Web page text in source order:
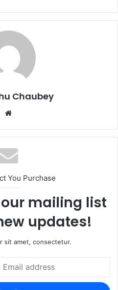
Chaubey
You Purchase
mailing list
updates!
sit amet, consectetur.